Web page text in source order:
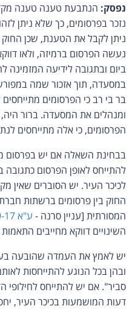
נפסק: הנתבעת טענה טענה
נזכר בפרסומים, כך שלא ניתן
ניתן לקבל את הטענת, שכן
נעשה הפרסום ברמיזה, ולאו
ביום ובתגובה לידיעה
במסעדה, תוך אזכור שמה
בר בי רב כי הפרסומים
ומנהלים את המסעדה. ברור
הפרסומים, כי אלה מתייחסים
בבחינת השאלה אם יש בפרסום
להתייחס לאופן הפרסום
לכיכר העיר. יש הסוברים שאין
החוק בין פרסומים ברשתות
המסורתית [עניין סרנה - ע"א 15267-09-17
השינויים דווקא מחייבים התאמות
יש לאמץ את העמדה שהובעה
ובהן בכל הנוגע להתייחסות
סביר". אם יש להתייחס לחילופי
דעות המושמעות בכיכר העיר,